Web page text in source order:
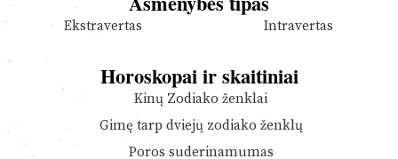
Ekstravertas Intravertas
Horoskopai ir skaitiniai
Kinų Zodiako ženklai
Gimę tarp dviejų zodiako ženklų
Poros suderinamumas